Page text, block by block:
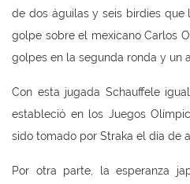
de dos águilas y seis birdies que
golpe sobre el mexicano Carlos
golpes en la segunda ronda y un
Con esta jugada Schauffele
estableció en los Juegos
sido tomado por Straka el día de
Por otra parte, la esperanza